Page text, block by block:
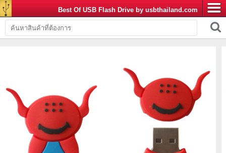
Best Of USB Flash Drive by usbthailand.com